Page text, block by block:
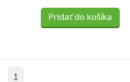
Pridať do košíka
1